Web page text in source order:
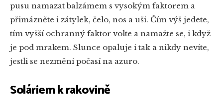
pusu namazat balzámem s vysokým faktorem a
přimázněte i zátylek, čelo, nos a uši. Čím výš jedete,
tím vyšší ochranný faktor volte a namažte se, i když
je pod mrakem. Slunce opaluje i tak a nikdy nevíte,
jestli se nezmění počasí na azuro.
Soláriem k rakovině